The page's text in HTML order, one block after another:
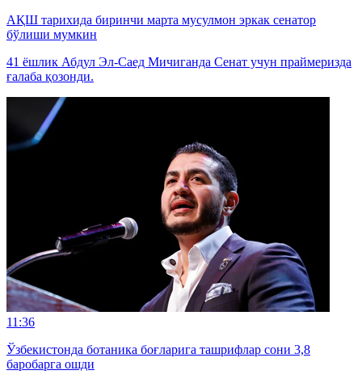
АҚШ тарихида биринчи марта мусулмон эркак сенатор
бўлиши мумкин
41 ёшлик Абдул Эл-Саед Мичиганда Сенат учун праймеризда
ғалаба қозонди.
11:36
Ўзбекистонда ботаника боғларига ташрифлар сони 3,8
баробарга ошди